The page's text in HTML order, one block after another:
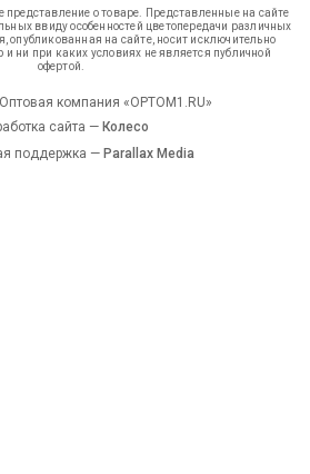
о товаре. Представленные на сайте
ввиду особенностей цветопередачи различных
опубликованная на сайте, носит исключительно
ни при каких условиях не является публичной
офертой.
компания «OPTOM1.RU»
сайта — Колесо
поддержка — Parallax Media